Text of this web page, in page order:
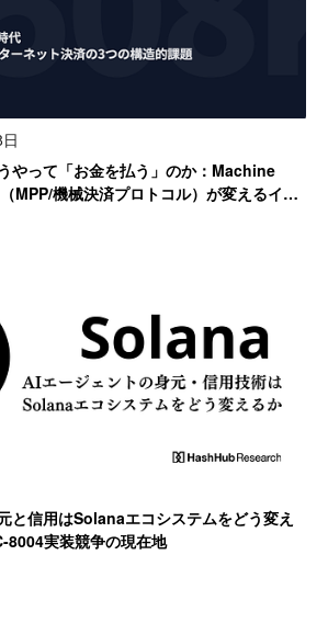
やって「お金を払う」のか：Machine
MPP/機械決済プロトコル）が変えるイン
と信用はSolanaエコシステムをどう変え
8004実装競争の現在地